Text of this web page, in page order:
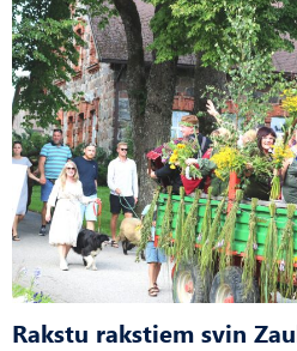
Rakstu rakstiem svin